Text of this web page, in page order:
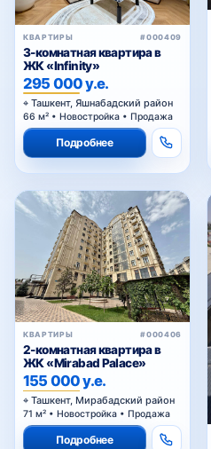
КВАРТИРЫ #000409
3-комнатная квартира в
ЖК «Infinity»
295 000 у.е.
Ташкент, Яшнабадский район
66 м² • Новостройка • Продажа
Подробнее
КВАРТИРЫ #000406
2-комнатная квартира в
ЖК «Mirabad Palace»
155 000 у.е.
Ташкент, Мирабадский район
71 м² • Новостройка • Продажа
Подробнее